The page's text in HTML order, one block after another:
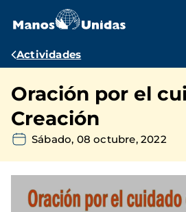
contenido
Ruta
navegación
Actividades
Oración por el
Creación
Sábado, 08 octubre, 2022